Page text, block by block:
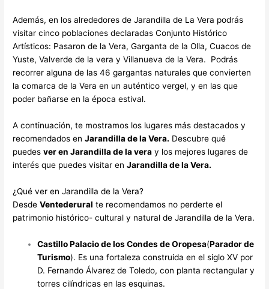
Además, en los alrededores de Jarandilla de La Vera podrás
visitar cinco poblaciones declaradas Conjunto Histórico
Artísticos: Pasaron de la Vera, Garganta de la Olla, Cuacos de
Yuste, Valverde de la vera y Villanueva de la Vera. Podrás
recorrer alguna de las 46 gargantas naturales que convierten
la comarca de la Vera en un auténtico vergel, y en las que
poder bañarse en la época estival.
A continuación, te mostramos los lugares más destacados y
recomendados enJarandilla de la Vera. Descubre qué
puedesver en Jarandilla de la vera y los mejores lugares de
interés que puedes visitar enJarandilla de la Vera.
¿Qué ver en Jarandilla de la Vera?
DesdeVentederural te recomendamos no perderte el
patrimonio histórico- cultural y natural de Jarandilla de la Vera.
Castillo Palacio de los Condes de Oropesa(Parador de
Turismo). Es una fortaleza construida en el siglo XV por
D. Fernando Álvarez de Toledo, con planta rectangular y
torres cilíndricas en las esquinas.